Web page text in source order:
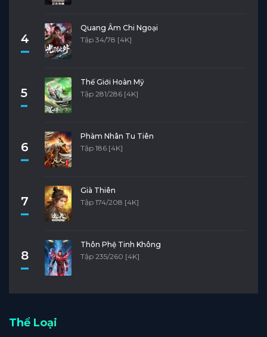
4
Quang Âm Chi Ngoại
Tập 34/78 [4K]
5
Thế Giới Hoàn Mỹ
Tập 281/286 [4K]
6
Phàm Nhân Tu Tiên
Tập 186 [4K]
7
Già Thiên
Tập 174/208 [4K]
8
Thôn Phệ Tinh Không
Tập 235/260 [4K]
Thể Loại